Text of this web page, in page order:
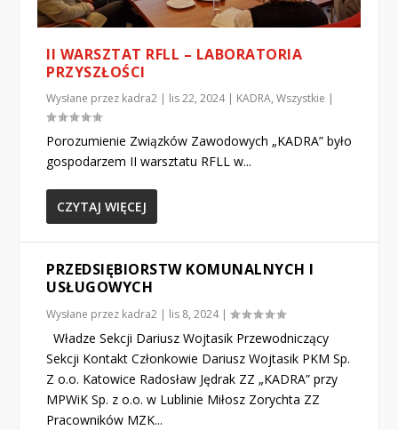
II WARSZTAT RFLL – LABORATORIA
PRZYSZŁOŚCI
Wysłane przez kadra2 | lis 22, 2024| KADRA,Wszystkie |
Porozumienie Związków Zawodowych „KADRA” było
gospodarzem II warsztatu RFLL w...
CZYTAJ WIĘCEJ
PRZEDSIĘBIORSTW KOMUNALNYCH I
USŁUGOWYCH
Wysłane przez kadra2 | lis 8, 2024|
Władze Sekcji Dariusz Wojtasik Przewodniczący
Sekcji Kontakt Członkowie Dariusz Wojtasik PKM Sp.
Z o.o. Katowice Radosław Jędrak ZZ „KADRA” przy
MPWiK Sp. z o.o. w Lublinie Miłosz Zorychta ZZ
Pracowników MZK...